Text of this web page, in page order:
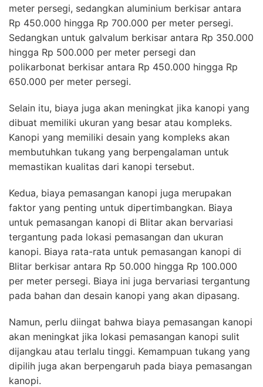
meter persegi, sedangkan aluminium berkisar antara
Rp 450.000 hingga Rp 700.000 per meter persegi.
Sedangkan untuk galvalum berkisar antara Rp 350.000
hingga Rp 500.000 per meter persegi dan
polikarbonat berkisar antara Rp 450.000 hingga Rp
650.000 per meter persegi.
Selain itu, biaya juga akan meningkat jika kanopi yang
dibuat memiliki ukuran yang besar atau kompleks.
Kanopi yang memiliki desain yang kompleks akan
membutuhkan tukang yang berpengalaman untuk
memastikan kualitas dari kanopi tersebut.
Kedua, biaya pemasangan kanopi juga merupakan
faktor yang penting untuk dipertimbangkan. Biaya
untuk pemasangan kanopi di Blitar akan bervariasi
tergantung pada lokasi pemasangan dan ukuran
kanopi. Biaya rata-rata untuk pemasangan kanopi di
Blitar berkisar antara Rp 50.000 hingga Rp 100.000
per meter persegi. Biaya ini juga bervariasi tergantung
pada bahan dan desain kanopi yang akan dipasang.
Namun, perlu diingat bahwa biaya pemasangan kanopi
akan meningkat jika lokasi pemasangan kanopi sulit
dijangkau atau terlalu tinggi. Kemampuan tukang yang
dipilih juga akan berpengaruh pada biaya pemasangan
kanopi.